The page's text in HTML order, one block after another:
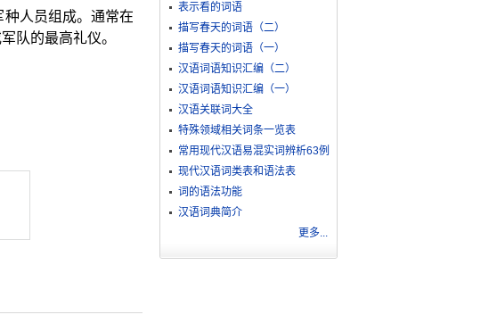
人员组成。通常在
队的最高礼仪。
表示看的词语
描写春天的词语（二）
描写春天的词语（一）
汉语词语知识汇编（二）
汉语词语知识汇编（一）
汉语关联词大全
特殊领域相关词条一览表
常用现代汉语易混实词辨析63例
现代汉语词类表和语法表
词的语法功能
汉语词典简介
更多...